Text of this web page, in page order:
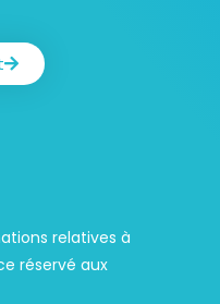
relatives à
réservé aux